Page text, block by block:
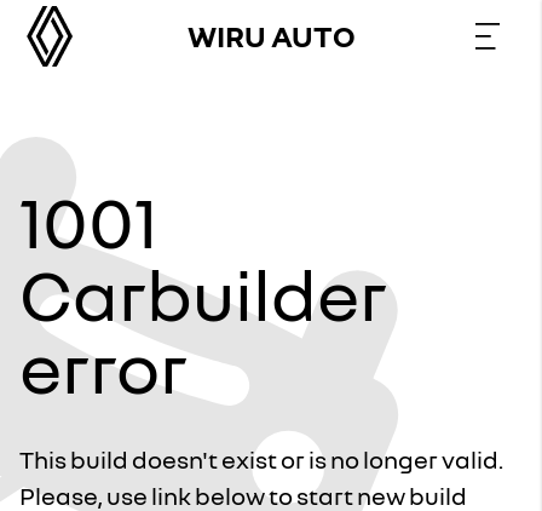
WIRU AUTO
1001
Carbuilder
error
This build doesn't exist or is no longer valid.
Please, use link below to start new build